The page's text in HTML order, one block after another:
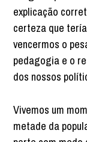
explicação
certeza que
vencermos o
pedagogia e o
dos nossos
Vivemos um
metade da